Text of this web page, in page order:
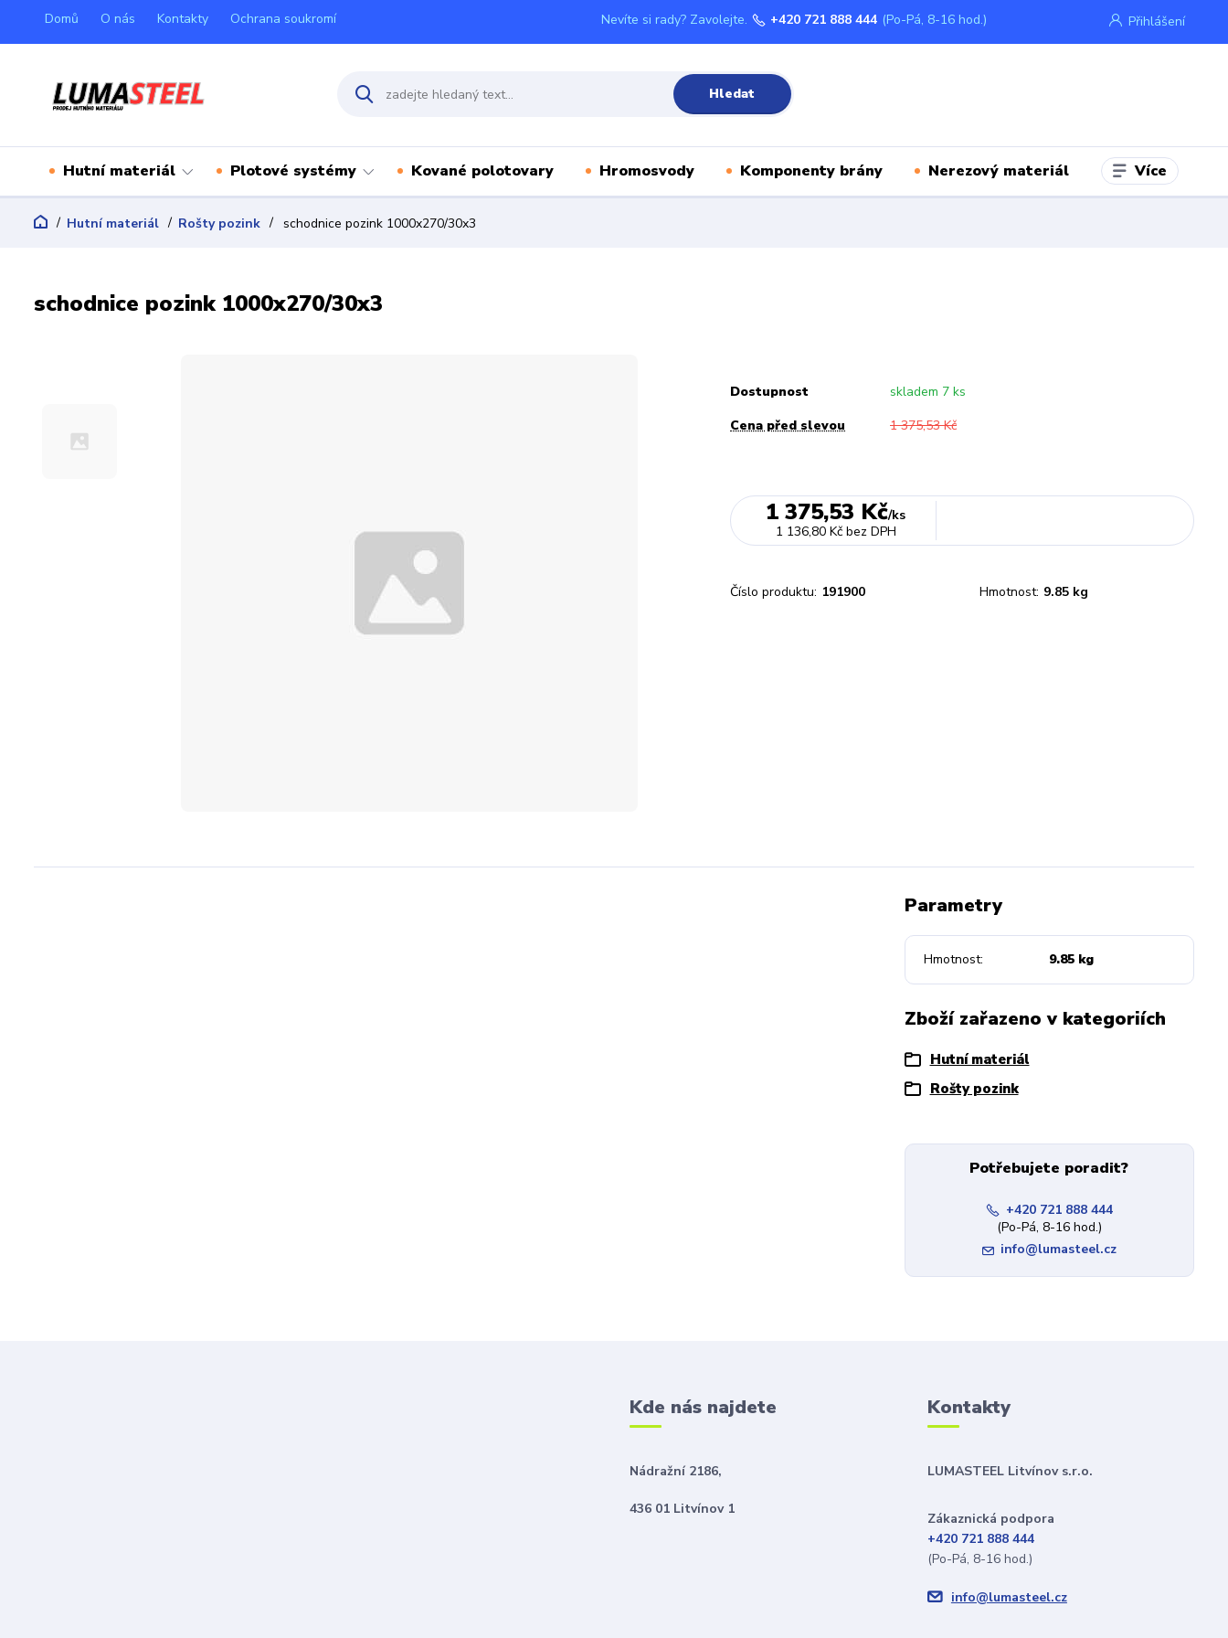
Domů O nás Kontakty Ochrana soukromí Přihlášení
Hledat
Nevíte si rady? Zavolejte. +420 721 888 444 (Po-Pá, 8-16 hod.)
Hutní materiál Plotové systémy Kované polotovary Hromosvody Komponenty brány Nerezový materiál Více
Hutní materiál Rošty pozink schodnice pozink 1000x270/30x3
schodnice pozink 1000x270/30x3
Dostupnost
skladem 7 ks
Cena před slevou
1 375,53 Kč
1 375,53 Kč/ks
1 136,80 Kč bez DPH
Číslo produktu: 191900 Hmotnost: 9.85 kg
Parametry
Hmotnost 9.85 kg
Zboží zařazeno v kategoriích
Hutní materiál
Rošty pozink
Potřebujete poradit?
+420 721 888 444
(Po-Pá, 8-16 hod.)
info@lumasteel.cz
Kde nás najdete
Nádražní 2186,
436 01 Litvínov 1
Kontakty
LUMASTEEL Litvínov s.r.o.
Zákaznická podpora
+420 721 888 444
(Po-Pá, 8-16 hod.)
info@lumasteel.cz